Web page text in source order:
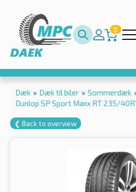
0
Dæk » Dæk til biler » Sommerdæk
Dunlop SP Sport Maxx RT 235/
❮ Back to overview